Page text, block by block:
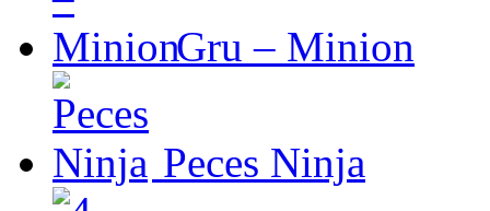
Gru – Minion
Peces Ninja